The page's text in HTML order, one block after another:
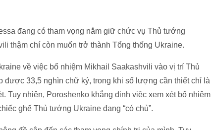
đang có tham vọng nắm giữ chức vụ Thủ tướng
thậm chí còn muốn trở thành Tổng thống Ukraine.
về việc bổ nhiệm Mikhail Saakashvili vào vị trí Thủ
33,5 nghìn chữ ký, trong khi số lượng cần thiết chỉ là
Tuy nhiên, Poroshenko khẳng định việc xem xét bổ nhiệm
ghế Thủ tướng Ukraine đang “có chủ”.